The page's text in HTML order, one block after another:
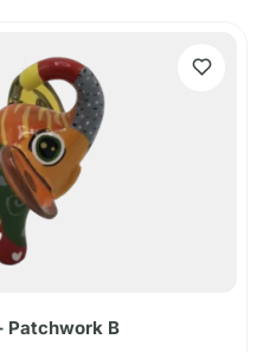
Patchwork B